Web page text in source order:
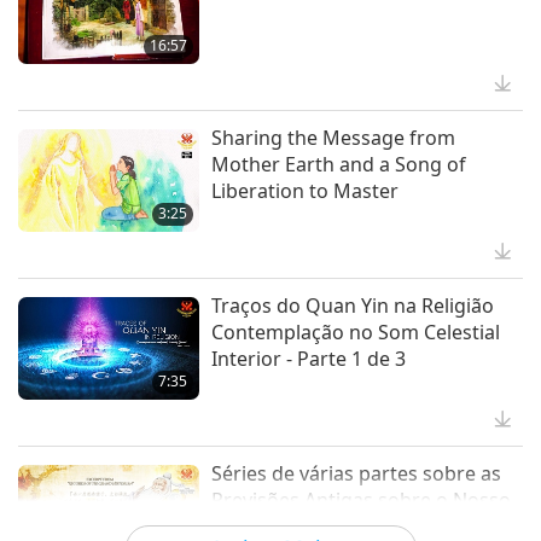
Show
3:22
Mudança Climática
2:48
Quando meus amigos conferiram
suas fotos, havia apenas um raio
de sol, mas na minha foto, a
Mestra apareceu diante do Sol.
Mensagem do coração
34:41
Notícias de Destaque
16:57
3:25
Sharing the Message from
Mother Earth and a Song of
Liberation to Master
7:35
Traços do Quan Yin na Religião
Contemplação no Som Celestial
Interior - Parte 1 de 3
Séries de várias partes sobre as
Previsões Antigas sobre o Nosso
Planeta: Profecia da Era Dourada